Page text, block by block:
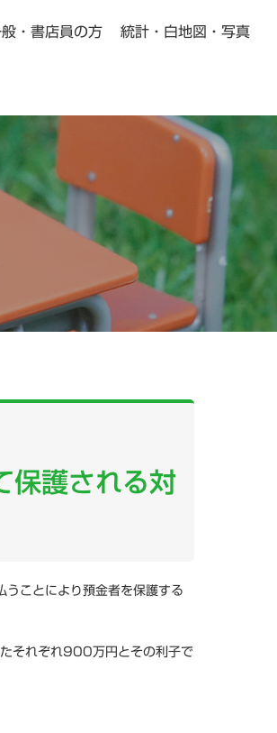
の方向け
Up
方向け
Up
・書店員の方 統計・白地図・写真
保護される対
ことにより預金者を保護する
それぞれ900万円とその利子で